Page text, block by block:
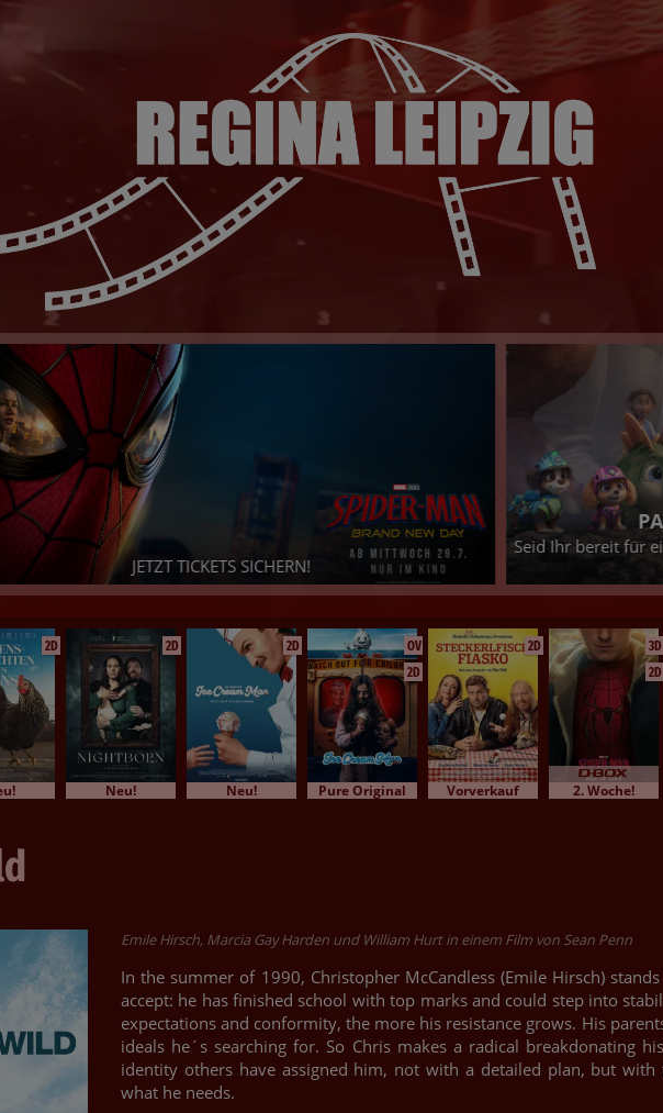
PAW PATROL: DER DINO FILM
Seid Ihr bereit für ein dino-starkes Abenteuer? - Dann sichert Euch jetzt
Eure Tickets!
Der
2D 2D
Neu!
2D
Neu!
OV
2D
Pure Original
2D
Vorverkauf
3D
2D
2. Woche!
Emile Hirsch, Marcia Gay Harden und William Hurt in einem Film von Sean Penn
In the summer of 1990, Christopher McCandless (Emile Hirsch)
accept: he has finished school with top marks and could step into
expectations and conformity, the more his resistance grows. His
ideals he´s searching for. So Chris makes a radical breakdonating
identity others have assigned him, not with a detailed plan, but
what he needs.